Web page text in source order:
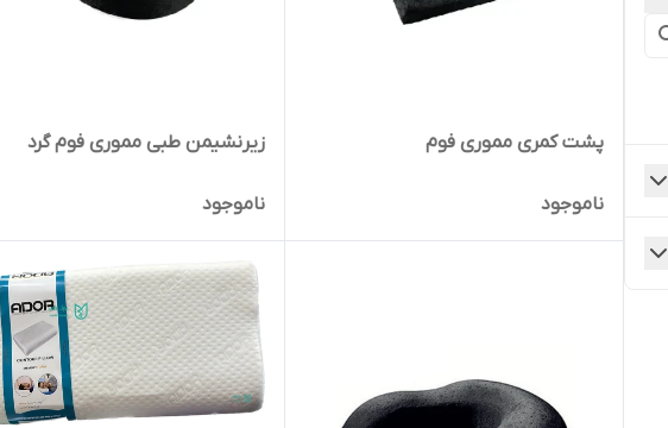
پشت کمری مموری فوم
ناموجود
زیرنشیمن طبی مموری فوم گرد
ناموجود